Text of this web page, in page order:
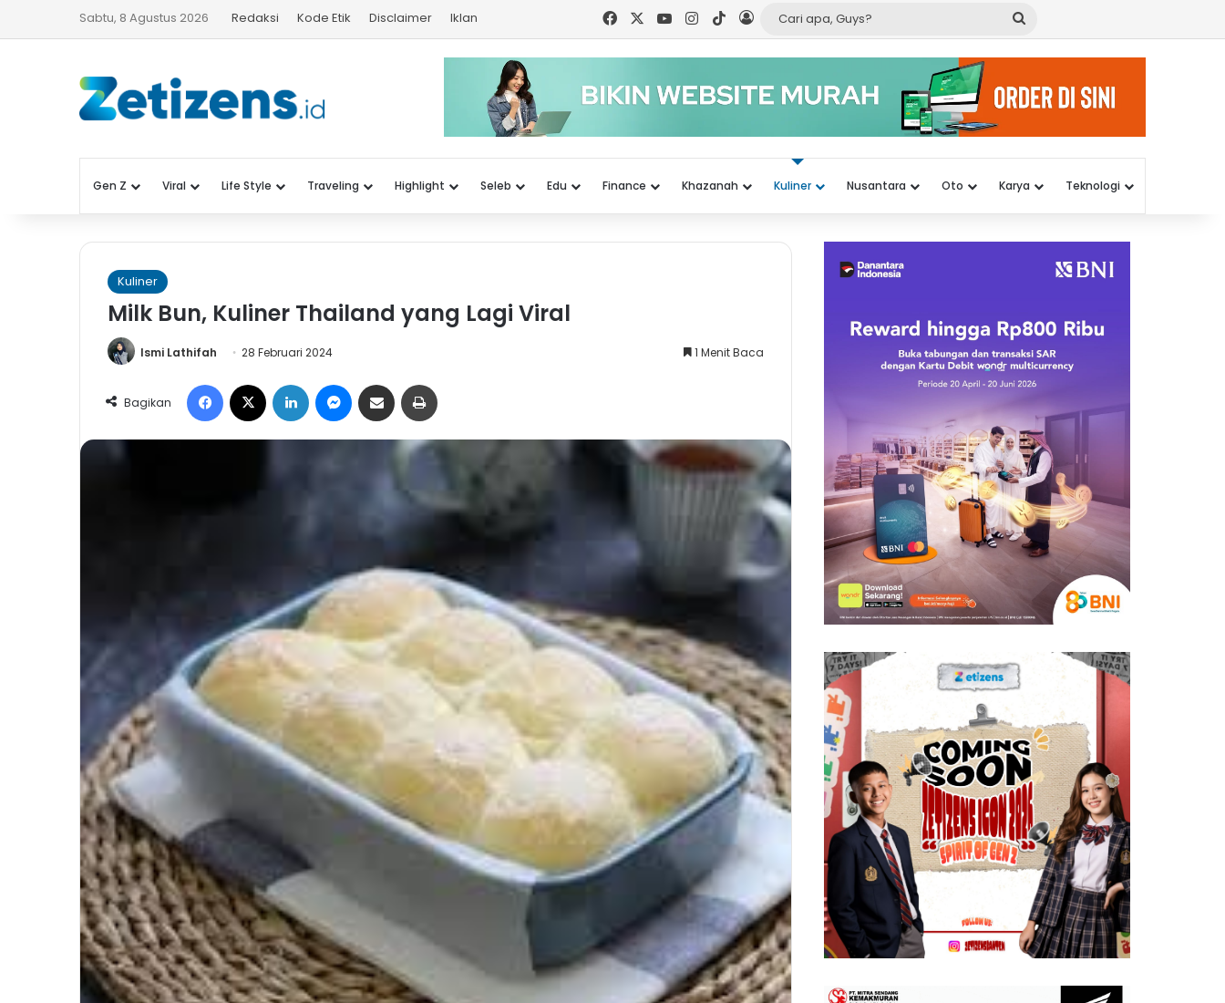
Sabtu, 8 Agustus 2026 Redaksi Kode Etik Disclaimer Iklan FacebookYouTubeInstagram
TikTokLog In
Cari
Guys?
Gen Z Viral Life Style Traveling Highlight Seleb Edu Finance Khazanah Kuliner Nusantara Oto Karya Teknologi
Kuliner
Milk Bun, Kuliner Thailand yang Lagi Viral
Ismi Lathifah 28 Februari 2024 1 Menit Baca
Bagikan
Facebook LinkedIn Messenger
Share via Email